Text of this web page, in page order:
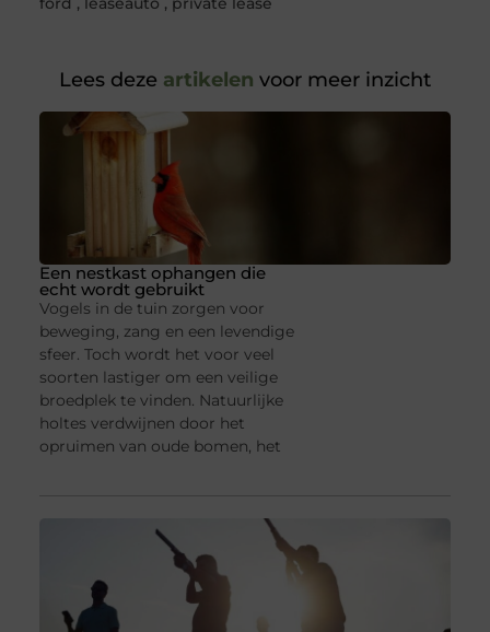
Lees deze artikelen voor meer inzicht
Een nestkast ophangen die
echt wordt gebruikt
Vogels in de tuin zorgen voor
beweging, zang en een levendige
sfeer. Toch wordt het voor veel
soorten lastiger om een veilige
broedplek te vinden. Natuurlijke
holtes verdwijnen door het
opruimen van oude bomen, het